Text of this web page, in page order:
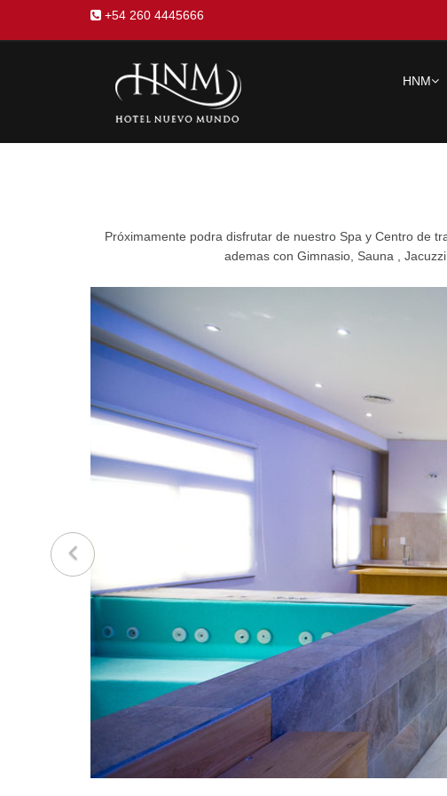
+54 260 4445666
HNM
Próximamente podra disfrutar de nuestro Spa y Centro de
ademas con Gimnasio, Sauna ,